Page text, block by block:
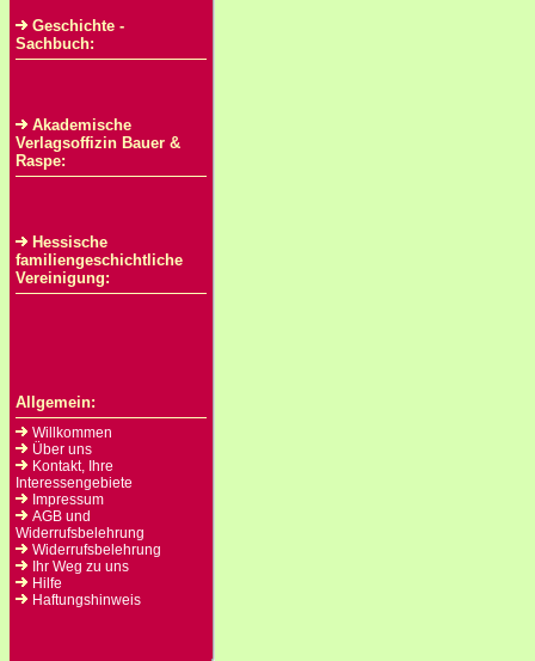
Geschichte -
Sachbuch:
Akademische
Verlagsoffizin Bauer &
Raspe:
Hessische
familiengeschichtliche
Vereinigung:
Allgemein:
Willkommen
Über uns
Kontakt, Ihre
Interessengebiete
Impressum
AGB und
Widerrufsbelehrung
Widerrufsbelehrung
Ihr Weg zu uns
Hilfe
Haftungshinweis